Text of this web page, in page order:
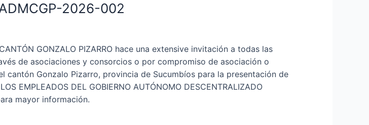
2026-002
GONZALO PIZARRO hace una extensive invitación a todas las
de asociaciones y consorcios o por compromiso de asociación o
Gonzalo Pizarro, provincia de Sucumbíos para la presentación de
EMPLEADOS DEL GOBIERNO AUTÓNOMO DESCENTRALIZADO
mayor información.